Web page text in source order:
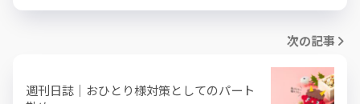
次の記事
週刊日誌｜おひとり様対策としてのパート